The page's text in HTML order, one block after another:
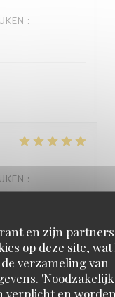
en zijn partners
op deze site,
verzameling van
verplicht en
:
: